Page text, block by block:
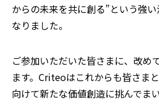
からの未来を共に創る”という強
なりました。
ご参加いただいた皆さまに、改め
ます。Criteoはこれからも皆さま
向けて新たな価値創造に挑んでま